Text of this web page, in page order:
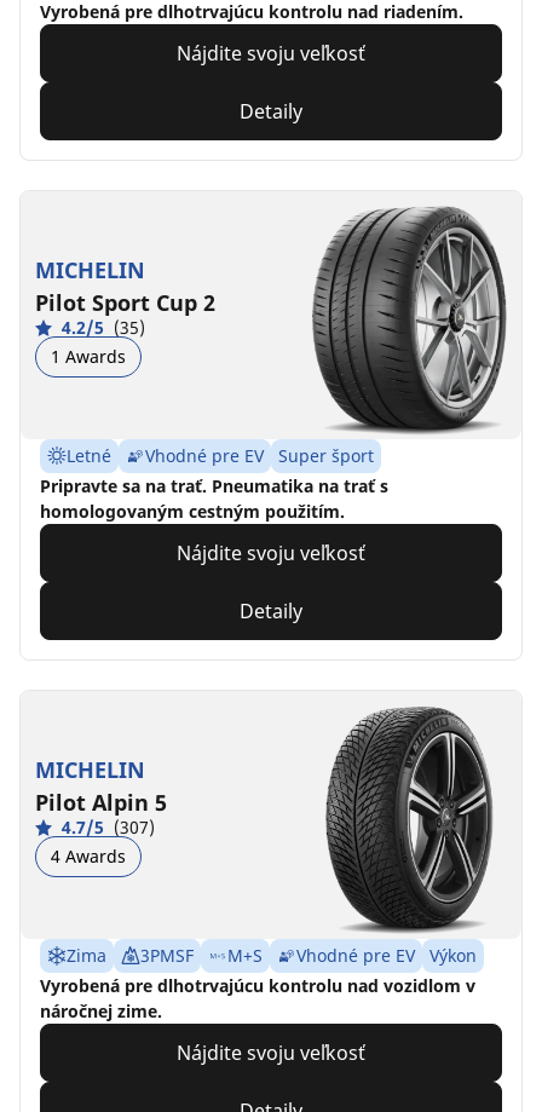
Vyrobená pre dlhotrvajúcu kontrolu nad riadením.
Nájdite svoju veľkosť
Detaily
MICHELIN
Pilot Sport Cup 2
4.2/5 (35)
1 Awards
Letné Vhodné pre EV
Super šport
Pripravte sa na trať. Pneumatika na trať s
homologovaným cestným použitím.
Nájdite svoju veľkosť
Detaily
MICHELIN
Pilot Alpin 5
4.7/5 (307)
4 Awards
Zima 3PMSF M+S Vhodné pre EV
Výkon
Vyrobená pre dlhotrvajúcu kontrolu nad vozidlom v
náročnej zime.
Nájdite svoju veľkosť